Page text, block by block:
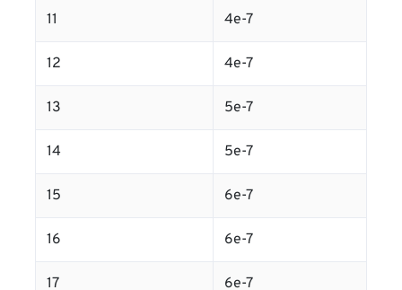
11 4e-7
12 4e-7
13 5e-7
14 5e-7
15 6e-7
16 6e-7
17 6e-7